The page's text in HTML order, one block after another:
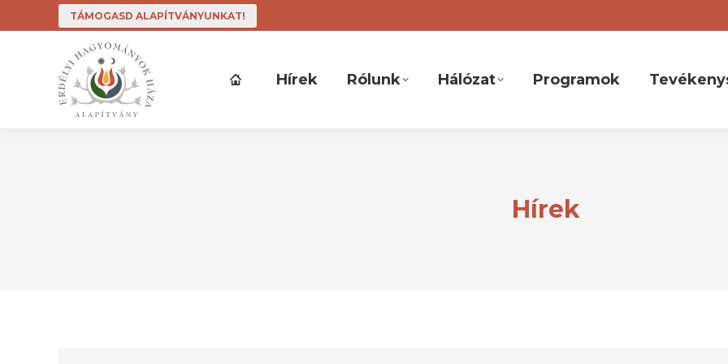
TÁMOGASD ALAPÍTVÁNYUNKAT!
Hírek Rólunk Hálózat Programok
Hírek